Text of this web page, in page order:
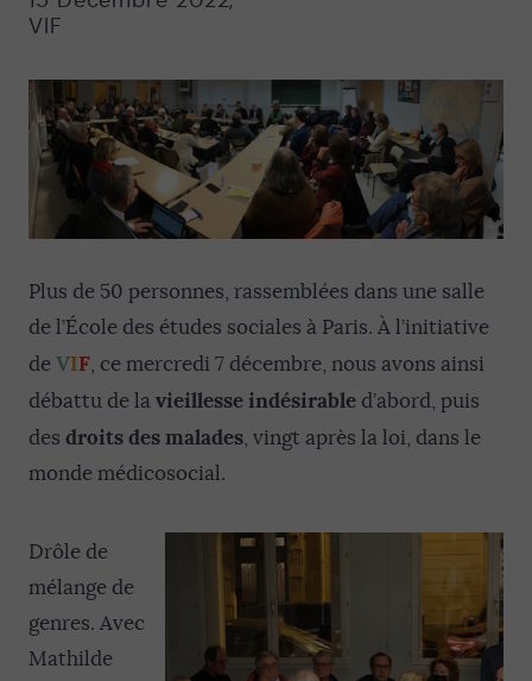
VIF
Plus de 50 personnes, rassemblées dans une salle
de l’École des études sociales à Paris. À l’initiative
deVIF, ce mercredi 7 décembre, nous avons ainsi
débattu de la vieillesse indésirable d’abord, puis
des droits des malades, vingt après la loi, dans le
monde médicosocial.
Drôle de
mélange de
genres. Avec
Mathilde